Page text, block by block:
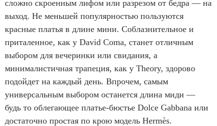
сложно скроенным лифом или разрезом от бедра — на
выход. Не меньшей популярностью пользуются
красные платья в длине мини. Соблазнительное и
приталенное, как у David Coma, станет отличным
выбором для вечеринки или свидания, а
минималистичная трапеция, как у Theory, здорово
подойдет на каждый день. Впрочем, самым
универсальным выбором останется длина миди —
будь то облегающее платье-бюстье Dolce Gabbana или
достаточно простая по крою модель Hermès.